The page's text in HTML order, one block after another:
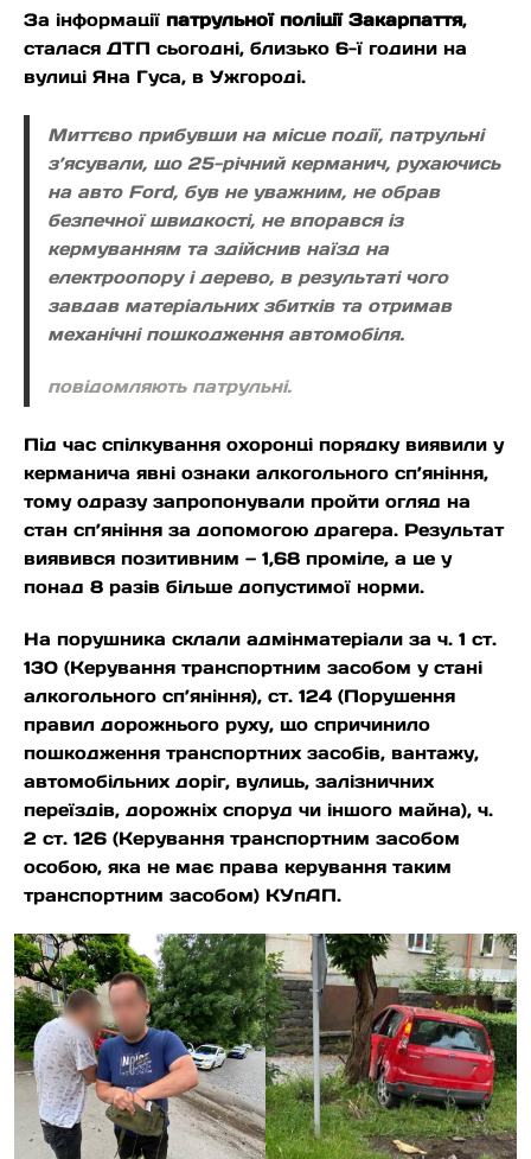
За інформації патрульної поліції Закарпаття,
сталася ДТП сьогодні, близько 6-ї години на
вулиці Яна Гуса, в Ужгороді.
Миттєво прибувши на місце події, патрульні
з’ясували, що 25-річний керманич, рухаючись
на авто Ford, був не уважним, не обрав
безпечної швидкості, не впорався із
кермуванням та здійснив наїзд на
електроопору і дерево, в результаті чого
завдав матеріальних збитків та отримав
механічні пошкодження автомобіля.
повідомляють патрульні.
Під час спілкування охоронці порядку виявили у
керманича явні ознаки алкогольного сп’яніння,
тому одразу запропонували пройти огляд на
стан сп’яніння за допомогою драгера. Результат
виявився позитивним — 1,68 проміле, а це у
понад 8 разів більше допустимої норми.
На порушника склали адмінматеріали за ч. 1 ст.
130 (Керування транспортним засобом у стані
алкогольного сп’яніння), ст. 124 (Порушення
правил дорожнього руху, що спричинило
пошкодження транспортних засобів, вантажу,
автомобільних доріг, вулиць, залізничних
переїздів, дорожніх споруд чи іншого майна), ч.
2 ст. 126 (Керування транспортним засобом
особою, яка не має права керування таким
транспортним засобом) КУпАП.